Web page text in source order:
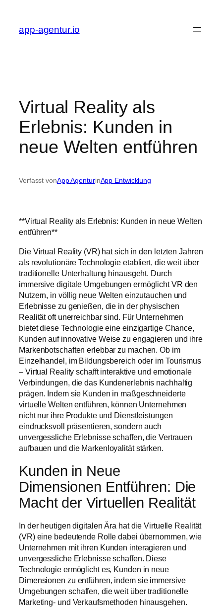
springen
app-agentur.io
Virtual Reality als
Erlebnis: Kunden in
neue Welten entführen
Verfasst vonApp AgenturinApp Entwicklung
**Virtual Reality als Erlebnis: Kunden in neue Welten
entführen**
Die Virtual Reality (VR) hat sich in den letzten Jahren
als revolutionäre Technologie etabliert, die weit über
traditionelle Unterhaltung hinausgeht. Durch
immersive digitale Umgebungen ermöglicht VR den
Nutzern, in völlig neue Welten einzutauchen und
Erlebnisse zu genießen, die in der physischen
Realität oft unerreichbar sind. Für Unternehmen
bietet diese Technologie eine einzigartige Chance,
Kunden auf innovative Weise zu engagieren und ihre
Markenbotschaften erlebbar zu machen. Ob im
Einzelhandel, im Bildungsbereich oder im Tourismus
– Virtual Reality schafft interaktive und emotionale
Verbindungen, die das Kundenerlebnis nachhaltig
prägen. Indem sie Kunden in maßgeschneiderte
virtuelle Welten entführen, können Unternehmen
nicht nur ihre Produkte und Dienstleistungen
eindrucksvoll präsentieren, sondern auch
unvergessliche Erlebnisse schaffen, die Vertrauen
aufbauen und die Markenloyalität stärken.
Kunden in Neue
Dimensionen Entführen: Die
Macht der Virtuellen Realität
In der heutigen digitalen Ära hat die Virtuelle Realität
(VR) eine bedeutende Rolle dabei übernommen, wie
Unternehmen mit ihren Kunden interagieren und
unvergessliche Erlebnisse schaffen. Diese
Technologie ermöglicht es, Kunden in neue
Dimensionen zu entführen, indem sie immersive
Umgebungen schaffen, die weit über traditionelle
Marketing- und Verkaufsmethoden hinausgehen.